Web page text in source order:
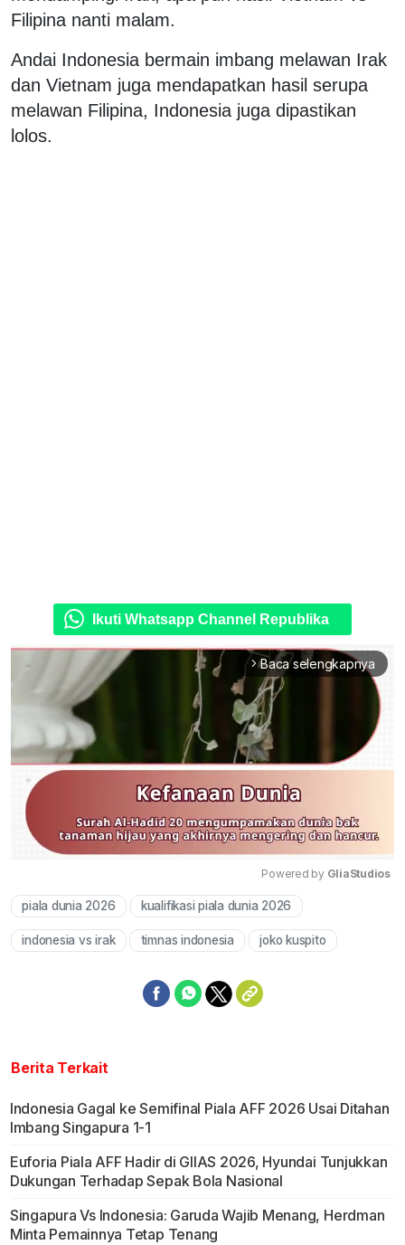
Filipina nanti malam.
Andai Indonesia bermain imbang melawan Irak
dan Vietnam juga mendapatkan hasil serupa
melawan Filipina, Indonesia juga dipastikan
lolos.
Ikuti Whatsapp Channel Republika
arrow_forward_ios Baca selengkapnya
Powered by GliaStudios
piala dunia 2026 kualifikasi piala dunia 2026
indonesia vs irak timnas indonesia joko kuspito
Berita Terkait
Indonesia Gagal ke Semifinal Piala AFF 2026 Usai Ditahan
Imbang Singapura 1-1
Euforia Piala AFF Hadir di GIIAS 2026, Hyundai Tunjukkan
Dukungan Terhadap Sepak Bola Nasional
Singapura Vs Indonesia: Garuda Wajib Menang, Herdman
Minta Pemainnya Tetap Tenang